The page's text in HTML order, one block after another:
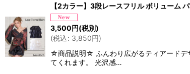
並び順:
【2カラー】3段レースフリル ボリューム
3,500円(税別)
(税込: 3,850円)
☆商品説明☆ ふんわり広がるティアードデ
てくれます。 光沢感…